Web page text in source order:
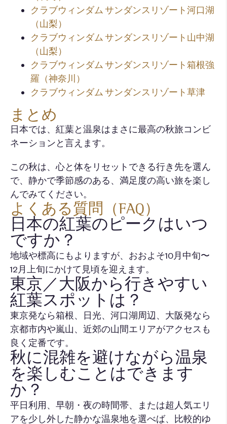
クラブウィンダム サンダンスリゾート河口湖
（山梨）
クラブウィンダム サンダンスリゾート山中湖
（山梨）
クラブウィンダム サンダンスリゾート箱根強
羅（神奈川）
クラブウィンダム サンダンスリゾート草津
まとめ
日本では、紅葉と温泉はまさに最高の秋旅コンビ
ネーションと言えます。
この秋は、心と体をリセットできる行き先を選ん
で、静かで季節感のある、満足度の高い旅を楽し
んでみてください。
よくある質問（FAQ）
日本の紅葉のピークはいつ
ですか？
地域や標高にもよりますが、おおよそ10月中旬〜
12月上旬にかけて見頃を迎えます。
東京／大阪から行きやすい
紅葉スポットは？
東京発なら箱根、日光、河口湖周辺、大阪発なら
京都市内や嵐山、近郊の山間エリアがアクセスも
良く定番です。
秋に混雑を避けながら温泉
を楽しむことはできます
か？
平日利用、早朝・夜の時間帯、または超人気エリ
アを少し外した静かな温泉地を選べば、比較的ゆ